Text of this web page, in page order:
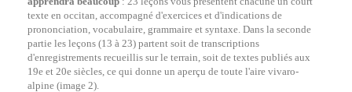
texte en occitan, accompagné d'exercices et d'indications de
prononciation, vocabulaire, grammaire et syntaxe. Dans la seconde
partie les leçons (13 à 23) partent soit de transcriptions
d'enregistrements recueillis sur le terrain, soit de textes publiés aux
19e et 20e siècles, ce qui donne un aperçu de toute l'aire vivaro-
alpine (image 2).